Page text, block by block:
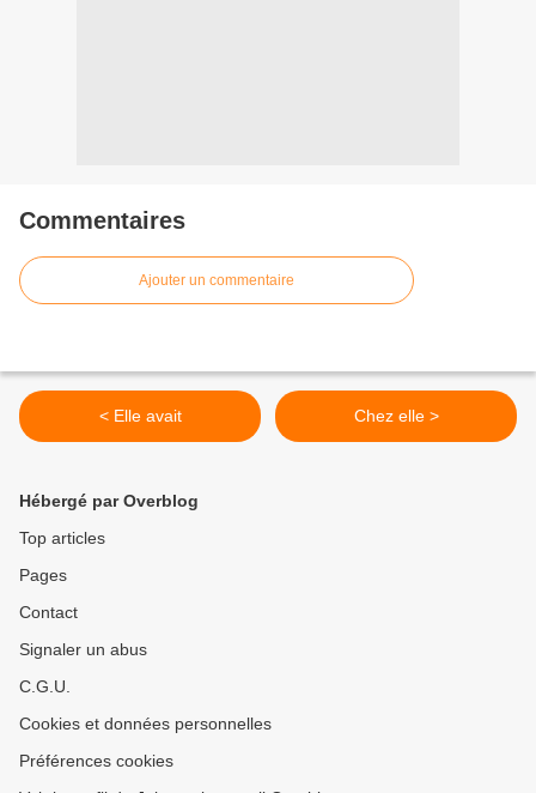
Commentaires
Ajouter un commentaire
< Elle avait Chez elle >
Hébergé par Overblog
Top articles
Pages
Contact
Signaler un abus
C.G.U.
Cookies et données personnelles
Préférences cookies